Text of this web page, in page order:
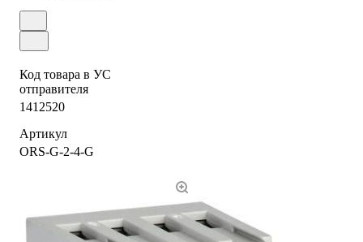
Код товара в УС
отправителя
1412520
Артикул
ORS-G-2-4-G